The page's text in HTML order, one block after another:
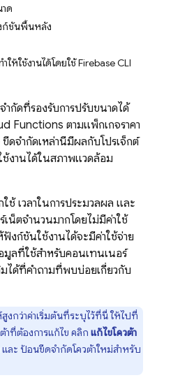
ด
ก์ชันพื้นหลัง
ห้ใช้งานได้โดยใช้ Firebase CLI
กัดที่รองรับการปรับขนาดได้
Functions ตามแพ็กเกจราคา
ดจำกัดเหล่านี้มีผลกับโปรเจ็กต์
งานได้ในสภาพแวดล้อม
ช้ เวลาในการประมวลผล และ
น็ตจำนวนมากโดยไม่มีค่าใช้
ฟังก์ชันใช้งานได้จะมีค่าใช้จ่าย
ลที่ใช้สำหรับคอนเทนเนอร์
ได้ที่คำถามที่พบบ่อยเกี่ยวกับ
งกว่าค่าเริ่มต้นที่ระบุไว้ที่นี่ ให้ไปที่
าที่ต้องการแก้ไข คลิก แก้ไขโควต้า
ละ ป้อนขีดจำกัดโควต้าใหม่สำหรับ